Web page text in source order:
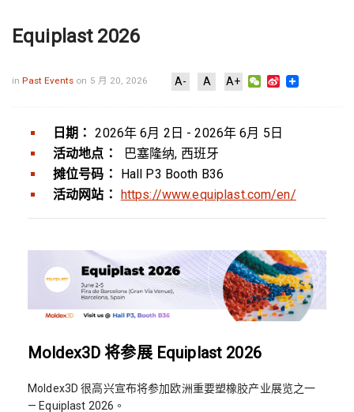
Equiplast 2026
inPast Events on 5 月 20, 2026 A- A A+ WeChat
Sina
日期：
2026年 6月 2日 - 2026年 6月 5日
活动地点：
巴塞隆纳, 西班牙
摊位号码：
Hall P3 Booth B36
活动网站： https://www.equiplast.com/en/
Moldex3D 将参展 Equiplast 2026
Moldex3D 很高兴宣布将参加欧洲重要塑橡胶产业展览之一
— Equiplast 2026。